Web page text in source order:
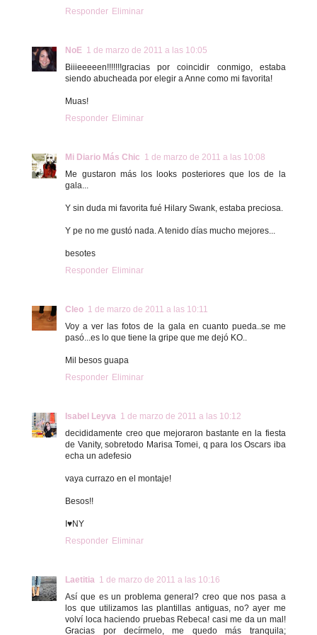
Responder Eliminar
NoE 1 de marzo de 2011 a las 10:05
Biiieeeeen!!!!!!!gracias por coincidir conmigo, estaba
siendo abucheada por elegir a Anne como mi favorita!
Muas!
Responder Eliminar
Mi Diario Más Chic 1 de marzo de 2011 a las 10:08
Me gustaron más los looks posteriores que los de la
gala...
Y sin duda mi favorita fué Hilary Swank, estaba preciosa.
Y pe no me gustó nada. A tenido días mucho mejores...
besotes
Responder Eliminar
Cleo 1 de marzo de 2011 a las 10:11
Voy a ver las fotos de la gala en cuanto pueda..se me
pasó...es lo que tiene la gripe que me dejó KO..
Mil besos guapa
Responder Eliminar
Isabel Leyva 1 de marzo de 2011 a las 10:12
decididamente creo que mejoraron bastante en la fiesta
de Vanity, sobretodo Marisa Tomei, q para los Oscars iba
echa un adefesio
vaya currazo en el montaje!
Besos!!
I♥NY
Responder Eliminar
Laetitia 1 de marzo de 2011 a las 10:16
Así que es un problema general? creo que nos pasa a
los que utilizamos las plantillas antiguas, no? ayer me
volví loca haciendo pruebas Rebeca! casi me da un mal!
Gracias por decírmelo, me quedo más tranquila;